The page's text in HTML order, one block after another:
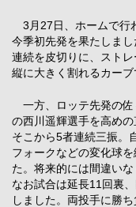
3月27日、ホームで行
今季初先発を果たしま
連続を皮切りに、スト
縦に大きく割れるカーブ
一方、ロッテ先発の佐
の西川遥輝選手を高め
そこから5者連続三振。
フォークなどの変化球
た。将来的には間違いな
なお試合は延長11回裏
しました。両投手に勝